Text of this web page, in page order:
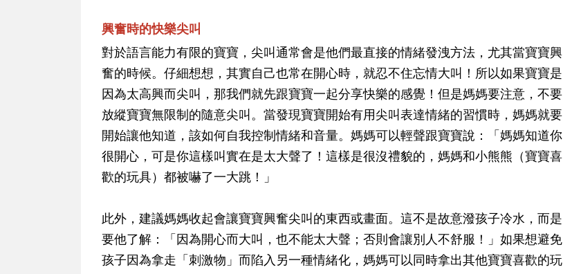
興奮時的快樂尖叫
對於語言能力有限的寶寶，尖叫通常會是他們最直接的情緒發洩方法，尤其當寶寶興
奮的時候。仔細想想，其實自己也常在開心時，就忍不住忘情大叫！所以如果寶寶是
因為太高興而尖叫，那我們就先跟寶寶一起分享快樂的感覺！但是媽媽要注意，不要
放縱寶寶無限制的隨意尖叫。當發現寶寶開始有用尖叫表達情緒的習慣時，媽媽就要
開始讓他知道，該如何自我控制情緒和音量。媽媽可以輕聲跟寶寶說：「媽媽知道你
很開心，可是你這樣叫實在是太大聲了！這樣是很沒禮貌的，媽媽和小熊熊（寶寶喜
歡的玩具）都被嚇了一大跳！」
此外， 建議媽媽收起會讓寶寶興奮尖叫的東西或畫面。這不是故意潑孩子冷水，而是
要他了解：「因為開心而大叫，也不能太大聲；否則會讓別人不舒服！」 如果想避免
孩子因為拿走「刺激物」而陷入另一種情緒化，媽媽可以同時拿出其他寶寶喜歡的玩